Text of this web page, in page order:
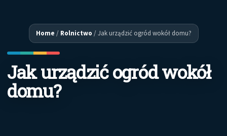
Home / Rolnictwo /Jak urządzić ogród wokół domu?
Jak urządzić ogród wokół
domu?